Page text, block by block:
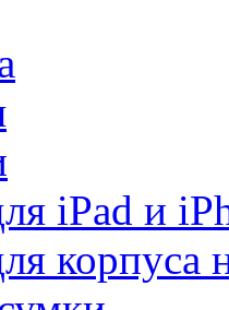
iPad и
корпуса